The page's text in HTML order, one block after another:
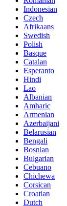
Indonesian
Czech
Afrikaans
Swedish
Polish
Basque
Catalan
Esperanto
Hindi
Lao
Albanian
Amharic
Armenian
Azerbaijani
Belarusian
Bengali
Bosnian
Bulgarian
Cebuano
Chichewa
Corsican
Croatian
Dutch